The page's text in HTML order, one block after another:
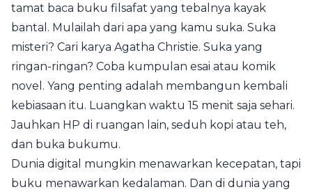
tamat baca buku filsafat yang tebalnya kayak
bantal. Mulailah dari apa yang kamu suka. Suka
misteri? Cari karya Agatha Christie. Suka yang
ringan-ringan? Coba kumpulan esai atau komik
novel. Yang penting adalah membangun kembali
kebiasaan itu. Luangkan waktu 15 menit saja sehari.
Jauhkan HP di ruangan lain, seduh kopi atau teh,
dan buka bukumu.
Dunia digital mungkin menawarkan kecepatan, tapi
buku menawarkan kedalaman. Dan di dunia yang